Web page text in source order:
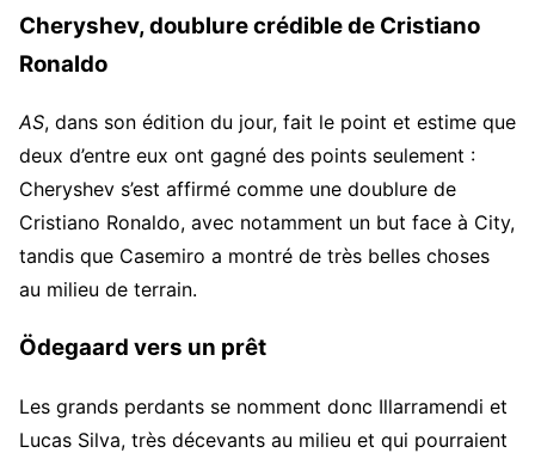
Cheryshev, doublure crédible de Cristiano
Ronaldo
AS, dans son édition du jour, fait le point et estime que
deux d’entre eux ont gagné des points seulement :
Cheryshev s’est affirmé comme une doublure de
Cristiano Ronaldo, avec notamment un but face à City,
tandis que Casemiro a montré de très belles choses
au milieu de terrain.
Ödegaard vers un prêt
Les grands perdants se nomment donc Illarramendi et
Lucas Silva, très décevants au milieu et qui pourraient